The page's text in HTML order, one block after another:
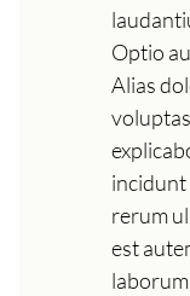
Optio
Alias
incidunt
rerum
est